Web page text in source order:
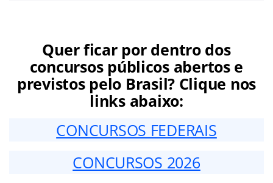
Quer ficar por dentro dos
concursos públicos abertos e
previstos pelo Brasil? Clique nos
links abaixo:
CONCURSOS FEDERAIS
CONCURSOS 2026